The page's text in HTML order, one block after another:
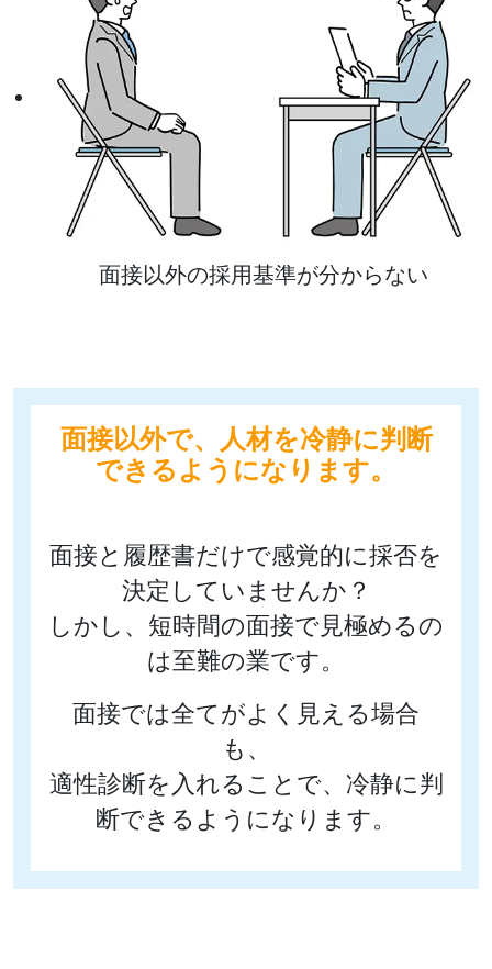
面接以外の採用基準が分からない
面接以外で、人材を冷静に判断
できるようになります。
面接と履歴書だけで感覚的に採否を
決定していませんか？
しかし、短時間の面接で見極めるの
は至難の業です。
面接では全てがよく見える場合
も、
適性診断を入れることで、冷静に判
断できるようになります。